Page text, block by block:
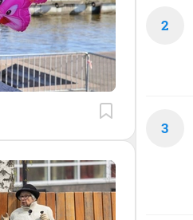
2
3